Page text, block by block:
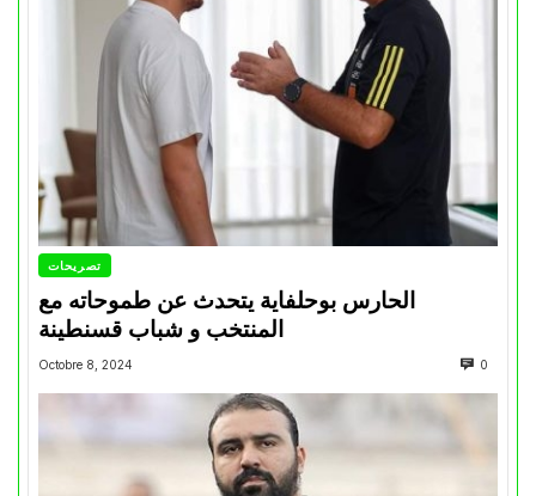
تصريحات
الحارس بوحلفاية يتحدث عن طموحاته مع
المنتخب و شباب قسنطينة
Octobre 8, 2024 0